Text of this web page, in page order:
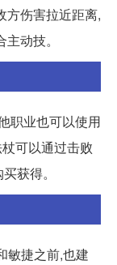
方伤害拉近距离,
动技。
职业也可以使用
可以通过击败
获得。
敏捷之前,也建